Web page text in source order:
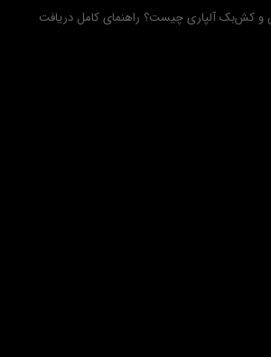
و کش‌بک آلپاری چیست؟ راهنمای کامل دریافت